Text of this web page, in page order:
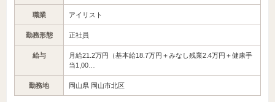
職業 アイリスト
勤務形態 正社員
給与
月給21.2万円（基本給18.7万円＋みなし残業2.4万円＋健康手
当1,00…
勤務地 岡山県 岡山市北区